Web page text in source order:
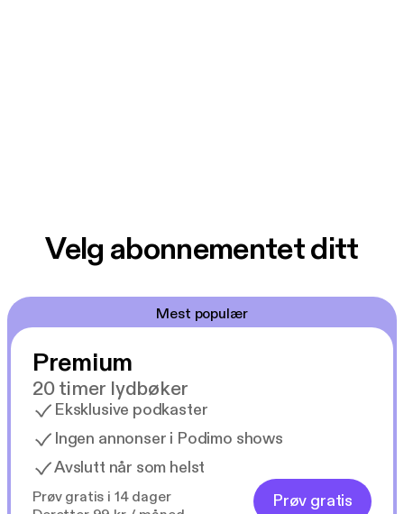
Velg abonnementet ditt
Mest populær
Premium
20 timer lydbøker
Eksklusive podkaster
Ingen annonser i Podimo shows
Avslutt når som helst
Prøv gratis i 14 dager
Prøv gratis